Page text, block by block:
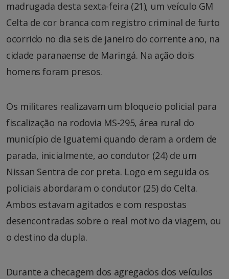
madrugada desta sexta-feira (21), um veículo GM
Celta de cor branca com registro criminal de furto
ocorrido no dia seis de janeiro do corrente ano, na
cidade paranaense de Maringá. Na ação dois
homens foram presos.
Os militares realizavam um bloqueio policial para
fiscalização na rodovia MS-295, área rural do
município de Iguatemi quando deram a ordem de
parada, inicialmente, ao condutor (24) de um
Nissan Sentra de cor preta. Logo em seguida os
policiais abordaram o condutor (25) do Celta.
Ambos estavam agitados e com respostas
desencontradas sobre o real motivo da viagem, ou
o destino da dupla.
Durante a checagem dos agregados dos veículos